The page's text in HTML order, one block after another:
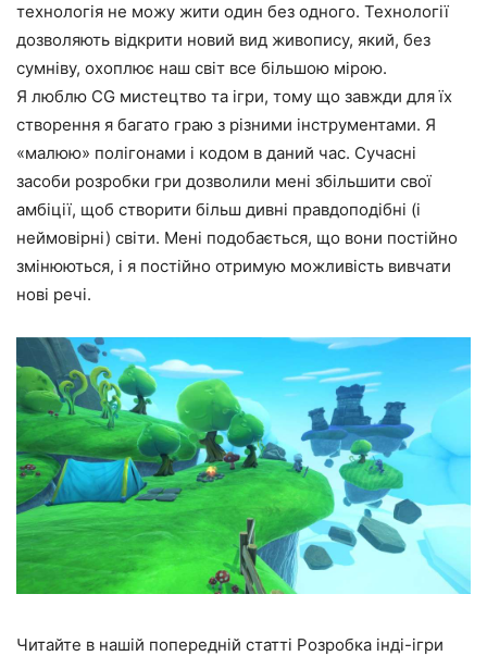
технологія не можу жити один без одного. Технології
дозволяють відкрити новий вид живопису, який, без
сумніву, охоплює наш світ все більшою мірою.
Я люблю CG мистецтво та ігри, тому що завжди для їх
створення я багато граю з різними інструментами. Я
«малюю» полігонами і кодом в даний час. Сучасні
засоби розробки гри дозволили мені збільшити свої
амбіції, щоб створити більш дивні правдоподібні (і
неймовірні) світи. Мені подобається, що вони постійно
змінюються, і я постійно отримую можливість вивчати
нові речі.
Читайте в нашій попередній статті Розробка інді-ігри